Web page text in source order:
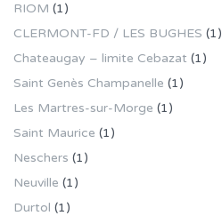
RIOM (1)
CLERMONT-FD / LES BUGHES (1)
Chateaugay – limite Cebazat (1)
Saint Genès Champanelle (1)
Les Martres-sur-Morge (1)
Saint Maurice (1)
Neschers (1)
Neuville (1)
Durtol (1)